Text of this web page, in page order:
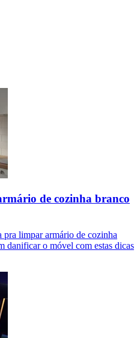
de cozinha branco
limpar armário de cozinha
danificar o móvel com estas dicas